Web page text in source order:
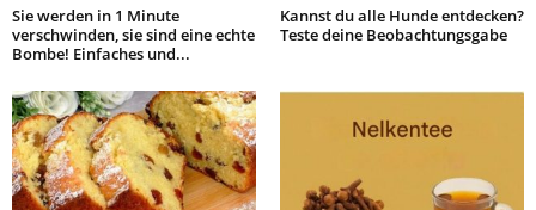
Sie werden in 1 Minute
verschwinden, sie sind eine echte
Bombe! Einfaches und...
Kannst du alle Hunde entdecken?
Teste deine Beobachtungsgabe